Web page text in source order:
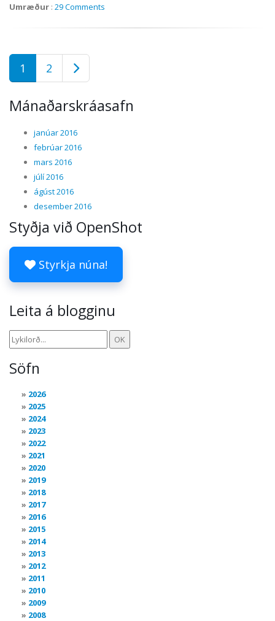
Umræður : 29 Comments
1 2
Mánaðarskráasafn
janúar 2016
febrúar 2016
mars 2016
júlí 2016
ágúst 2016
desember 2016
Styðja við OpenShot
Styrkja núna!
Leita á blogginu
Söfn
2026
2025
2024
2023
2022
2021
2020
2019
2018
2017
2016
2015
2014
2013
2012
2011
2010
2009
2008